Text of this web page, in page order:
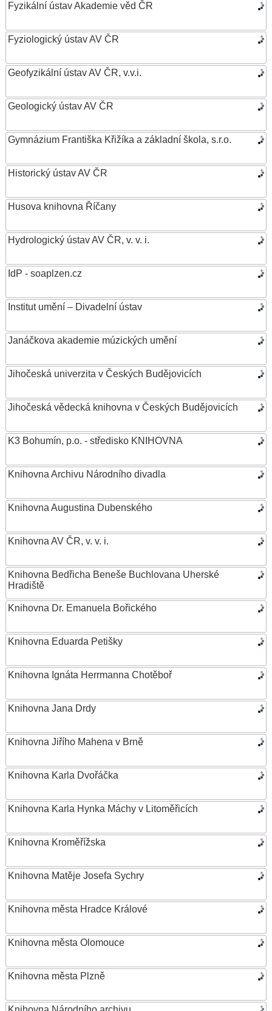
Fyzikální ústav Akademie věd ČR
Fyziologický ústav AV ČR
Geofyzikální ústav AV ČR, v.v.i.
Geologický ústav AV ČR
Gymnázium Františka Křižíka a základní škola, s.r.o.
Historický ústav AV ČR
Husova knihovna Říčany
Hydrologický ústav AV ČR, v. v. i.
IdP - soaplzen.cz
Institut umění – Divadelní ústav
Janáčkova akademie múzických umění
Jihočeská univerzita v Českých Budějovicích
Jihočeská vědecká knihovna v Českých Budějovicích
K3 Bohumín, p.o. - středisko KNIHOVNA
Knihovna Archivu Národního divadla
Knihovna Augustina Dubenského
Knihovna AV ČR, v. v. i.
Knihovna Bedřicha Beneše Buchlovana Uherské
Hradiště
Knihovna Dr. Emanuela Bořického
Knihovna Eduarda Petišky
Knihovna Ignáta Herrmanna Chotěboř
Knihovna Jana Drdy
Knihovna Jiřího Mahena v Brně
Knihovna Karla Dvořáčka
Knihovna Karla Hynka Máchy v Litoměřicích
Knihovna Kroměřížska
Knihovna Matěje Josefa Sychry
Knihovna města Hradce Králové
Knihovna města Olomouce
Knihovna města Plzně